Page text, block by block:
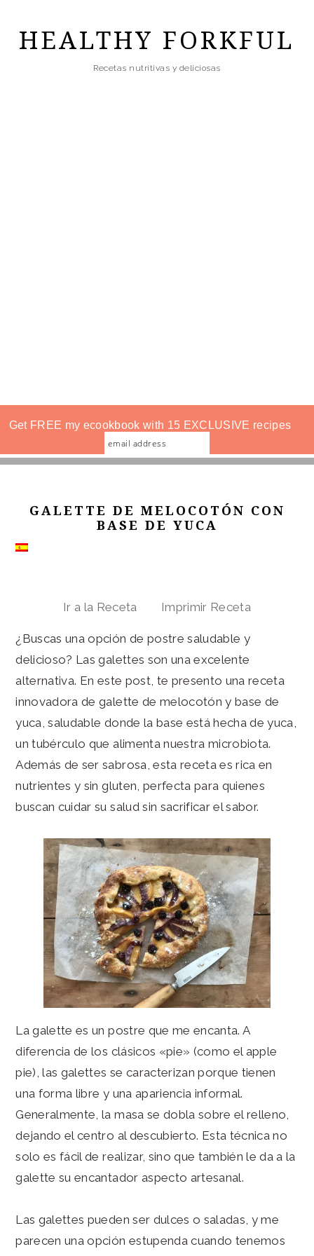
mainHEALTHY FORKFUL
Recetas nutritivas y deliciosas
Get FREE my ecookbook with 15 EXCLUSIVE recipes
GALETTE DE MELOCOTÓN CON
BASE DE YUCA
Ir a la Receta Imprimir Receta
¿Buscas una opción de postre saludable y
delicioso? Las galettes son una excelente
alternativa. En este post, te presento una receta
innovadora de galette de melocotón y base de
yuca, saludable donde la base está hecha de yuca,
un tubérculo que alimenta nuestra microbiota.
Además de ser sabrosa, esta receta es rica en
nutrientes y sin gluten, perfecta para quienes
buscan cuidar su salud sin sacrificar el sabor.
La galette es un postre que me encanta. A
diferencia de los clásicos «pie» (como el apple
pie), las galettes se caracterizan porque tienen
una forma libre y una apariencia informal.
Generalmente, la masa se dobla sobre el relleno,
dejando el centro al descubierto. Esta técnica no
solo es fácil de realizar, sino que también le da a la
galette su encantador aspecto artesanal.
Las galettes pueden ser dulces o saladas, y me
parecen una opción estupenda cuando tenemos